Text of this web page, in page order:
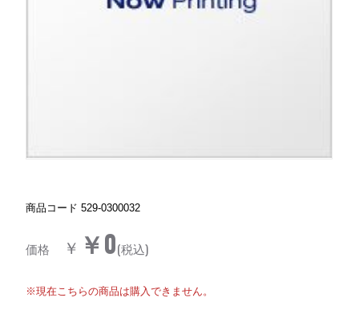
商品コード 529-0300032
価格 ￥ ￥0(税込)
※現在こちらの商品は購入できません。